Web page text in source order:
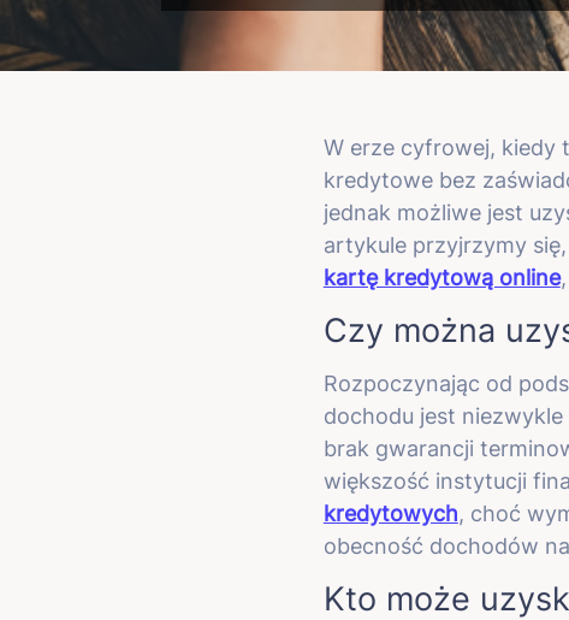
W erze cyfrowej, kiedy
kredytowe bez
jednak możliwe jest
artykule przyjrzymy
kartę kredytową online
Czy można
Rozpoczynając od
dochodu jest
brak gwarancji
większość instytucji
kredytowych, choć
obecność dochodów
Kto może